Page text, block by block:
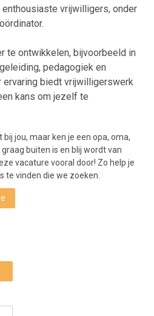
vrijwilligers, onder
te ontwikkelen, bijvoorbeeld in
pedagogiek en
ervaring biedt vrijwilligerswerk
kans om jezelf te
jou, maar ken je een opa, oma,
buiten is en blij wordt van
vacature vooral door! Zo help je
te vinden die we zoeken.